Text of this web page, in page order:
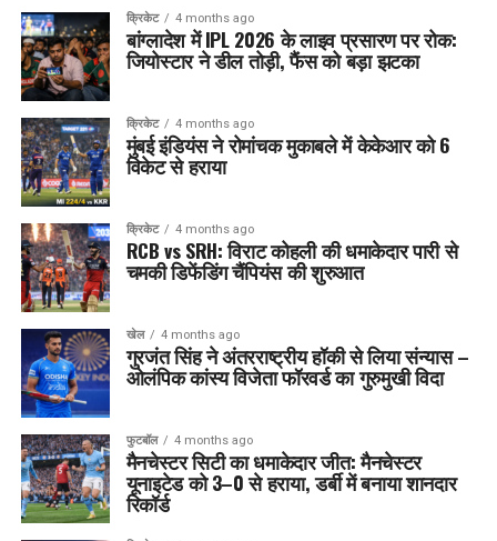
क्रिकेट 4 months ago
बांग्लादेश में IPL 2026 के लाइव प्रसारण पर रोक:
जियोस्टार ने डील तोड़ी, फैंस को बड़ा झटका
क्रिकेट 4 months ago
मुंबई इंडियंस ने रोमांचक मुकाबले में केकेआर को 6
विकेट से हराया
क्रिकेट 4 months ago
RCB vs SRH: विराट कोहली की धमाकेदार पारी से
चमकी डिफेंडिंग चैंपियंस की शुरुआत
खेल 4 months ago
गुरजंत सिंह ने अंतरराष्ट्रीय हॉकी से लिया संन्यास –
ओलंपिक कांस्य विजेता फॉरवर्ड का गुरुमुखी विदा
फुटबॉल 4 months ago
मैनचेस्टर सिटी का धमाकेदार जीत: मैनचेस्टर
यूनाइटेड को 3–0 से हराया, डर्बी में बनाया शानदार
रिकॉर्ड